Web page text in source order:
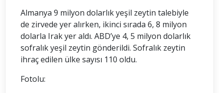
Almanya 9 milyon dolarlık yeşil zeytin talebiyle
de zirvede yer alırken, ikinci sırada 6, 8 milyon
dolarla Irak yer aldı. ABD’ye 4, 5 milyon dolarlık
sofralık yeşil zeytin gönderildi. Sofralık zeytin
ihraç edilen ülke sayısı 110 oldu.
Fotolu: